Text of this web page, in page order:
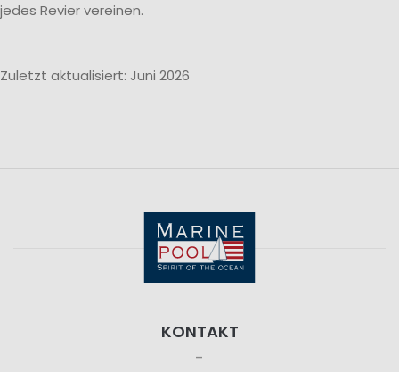
jedes Revier vereinen.
Zuletzt aktualisiert: Juni 2026
KONTAKT